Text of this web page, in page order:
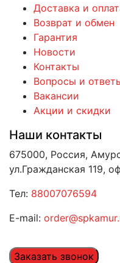
Доставка и
Возврат и обмен
Гарантия
Новости
Контакты
Вопросы и
Вакансии
Акции и скидки
Наши контакты
675000, Россия,
ул.Гражданская 119,
Тел: 88007076594
E-mail:
Заказать звонок